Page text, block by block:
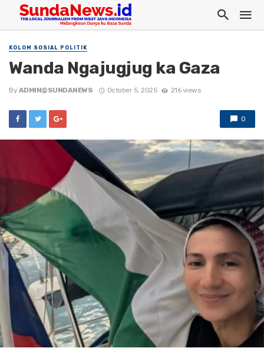
KOLOM SOSIAL POLITIK
Wanda Ngajugjug ka Gaza
By ADMIN@SUNDANEWS October 5, 2025 216 views
0